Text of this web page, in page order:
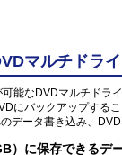
マルチドラ
能なDVDマルチドラ
にバックアップするこ
データ書き込み、
）に保存できるデ